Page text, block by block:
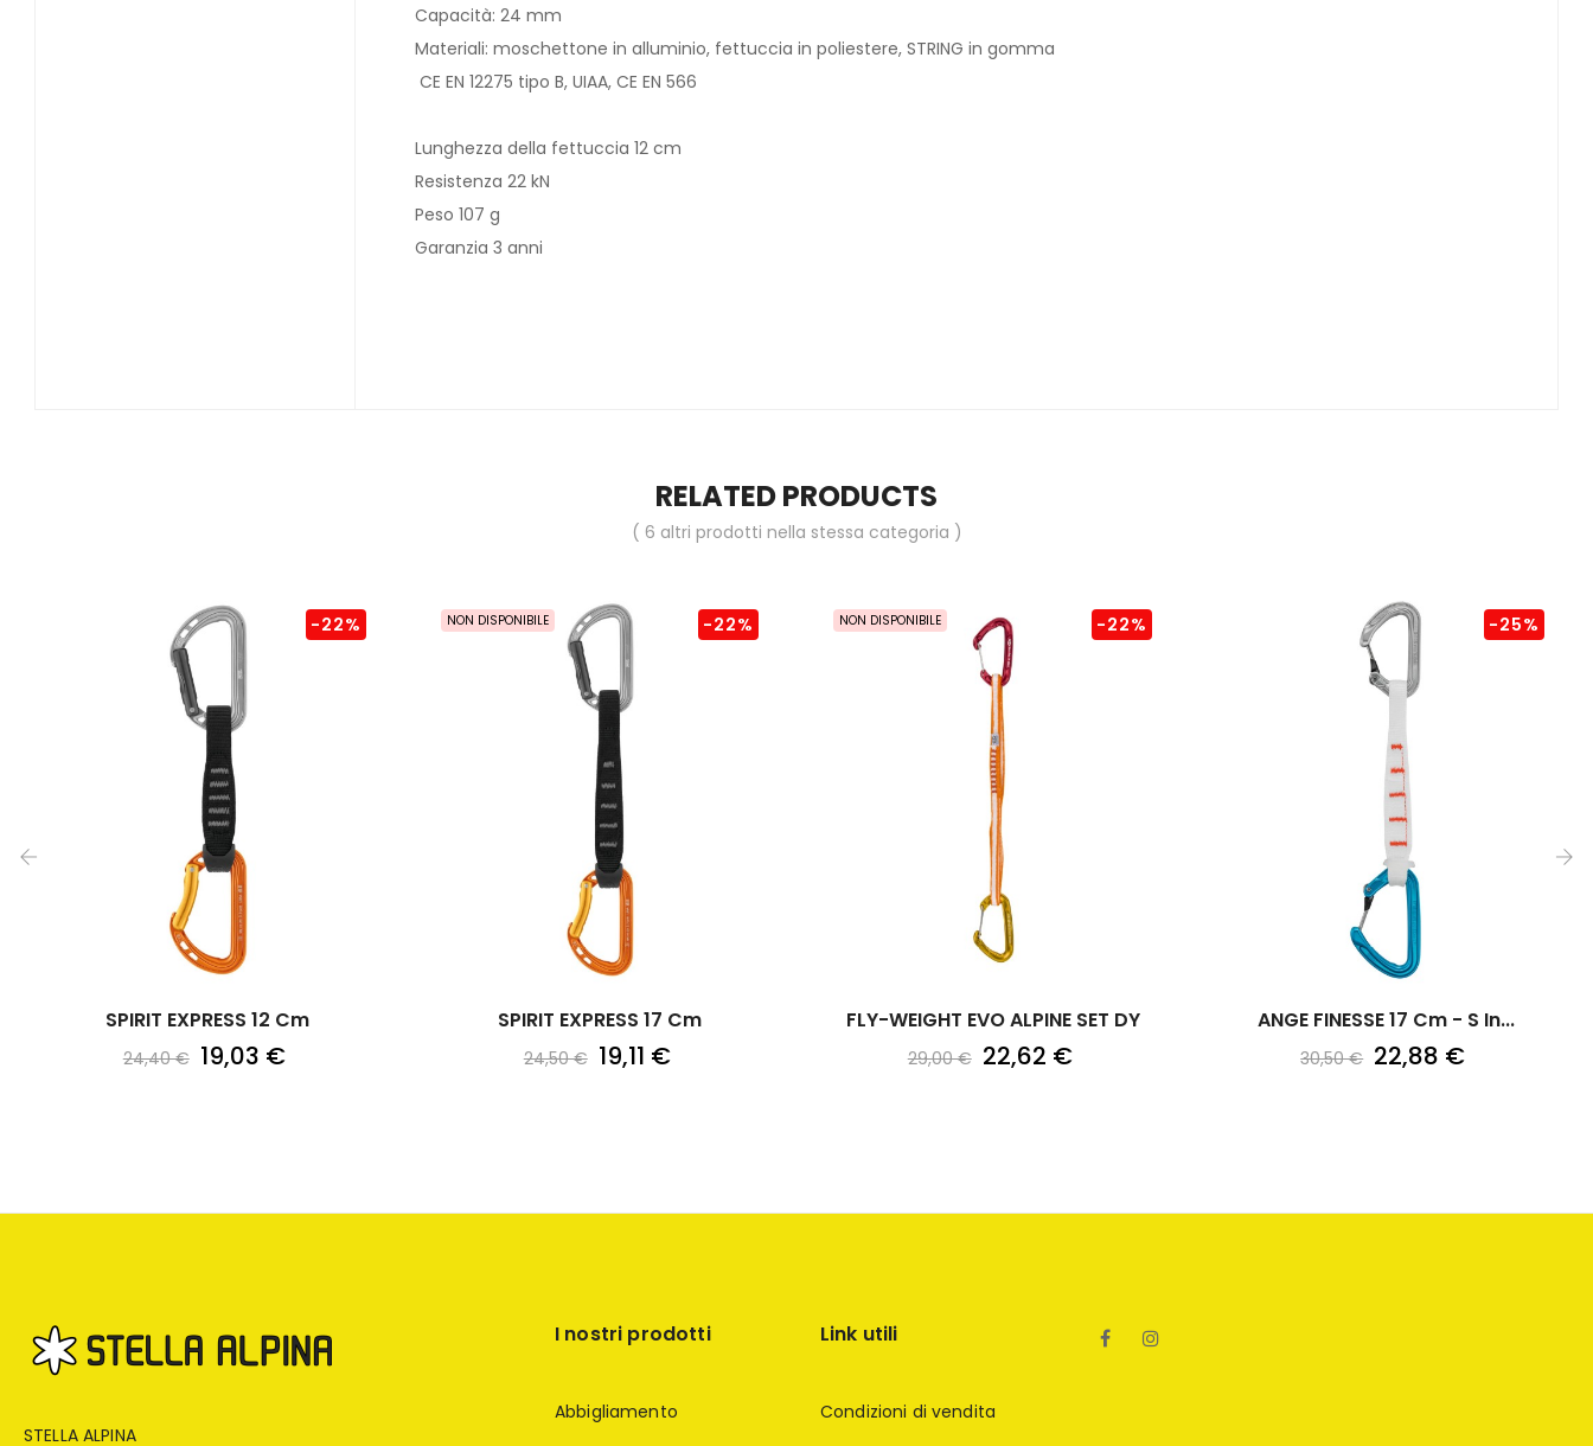
Capacità: 24 mm
Materiali: moschettone in alluminio, fettuccia in poliestere, STRING in gomma
CE EN 12275 tipo B, UIAA, CE EN 566
Lunghezza della fettuccia 12 cm
Resistenza 22 kN
Peso 107 g
Garanzia 3 anni
RELATED PRODUCTS
( 6 altri prodotti nella stessa categoria )
SPIRIT EXPRESS 12 Cm
24,40 €
-22%
19,03 €
NON DISPONIBILE
SPIRIT EXPRESS 17 Cm
24,50 €
-22%
19,11 €
NON DISPONIBILE
FLY-WEIGHT EVO ALPINE SET DY
29,00 €
-22%
22,62 €
ANGE FINESSE 17 Cm - S In...
30,50 €
-25%
22,88 €
STELLA ALPINA
I nostri prodotti
Abbigliamento
Link utili
Condizioni di vendita
Facebook